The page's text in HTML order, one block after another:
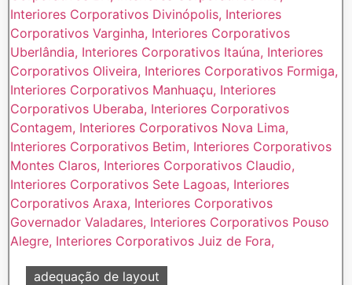
adequação de layout